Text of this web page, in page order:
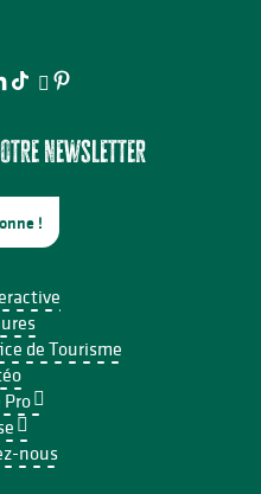
newsletter
!
de Tourisme
Pro
nous